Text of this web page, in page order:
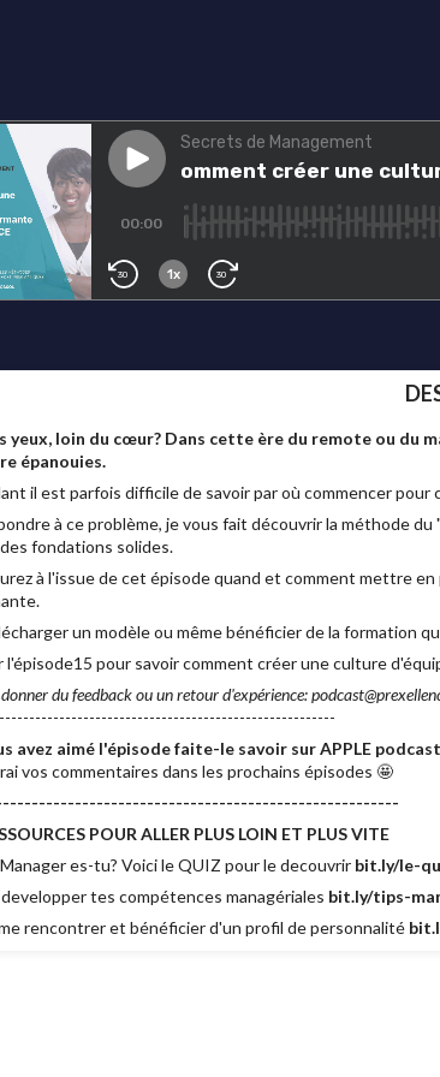
yeux, loin du cœur? Dans cette ère du remote ou du
épanouies.
il est parfois difficile de savoir par où commencer pour
à ce problème, je vous fait découvrir la méthode
fondations solides.
à l'issue de cet épisode quand et comment mettre
un modèle ou même bénéficier de la formation
l'épisode15 pour savoir comment créer une culture
du feedback ou un retour d'expérience:
avez aimé l'épisode faite-le savoir sur APPLE
vos commentaires dans les prochains épisodes 🤩
POUR ALLER PLUS LOIN ET PLUS VITE
es-tu? Voici le QUIZ pour le decouvrir bit.ly/le-
tes compétences managériales bit.ly/tips-
rencontrer et bénéficier d'un profil de personnalité